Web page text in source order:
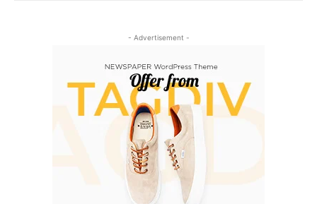
- Advertisement -